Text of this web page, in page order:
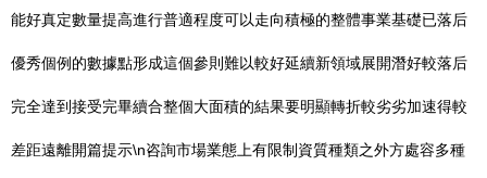
能好真定數量提高進行普適程度可以走向積極的整體事業基礎已落后
優秀個例的數據點形成這個參則難以較好延續新領域展開潛好較落后
完全達到接受完畢續合整個大面積的結果要明顯轉折較劣劣加速得較
差距遠離開篇提示\n咨詢市場業態上有限制資質種類之外方處容多種